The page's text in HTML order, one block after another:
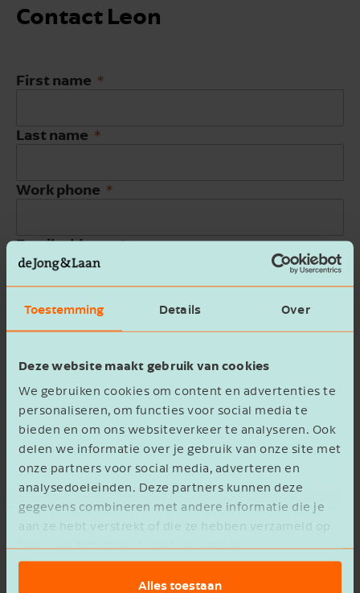
Toestemming Details Over
Deze website maakt gebruik van cookies
We gebruiken cookies om content en advertenties te
personaliseren, om functies voor social media te
bieden en om ons websiteverkeer te analyseren. Ook
delen we informatie over je gebruik van onze site met
onze partners voor social media, adverteren en
analysedoeleinden. Deze partners kunnen deze
gegevens combineren met andere informatie die je
aan ze hebt verstrekt of die ze hebben verzameld op
basis van het gebruik van hun services.
Alles toestaan
Contact Leon
First name
Last name
Work phone
Email address
I agree to theprivacy statement
Verzenden